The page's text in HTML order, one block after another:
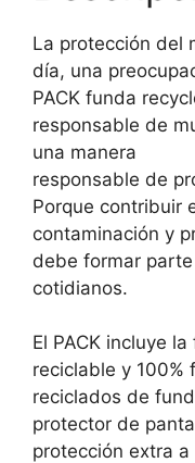
La protección del
día, una
PACK funda
responsable de
una manera
responsable de
Porque contribuir
contaminación y
debe formar
cotidianos.
El PACK incluye
reciclable y 100%
reciclados de
protector de
protección extra a